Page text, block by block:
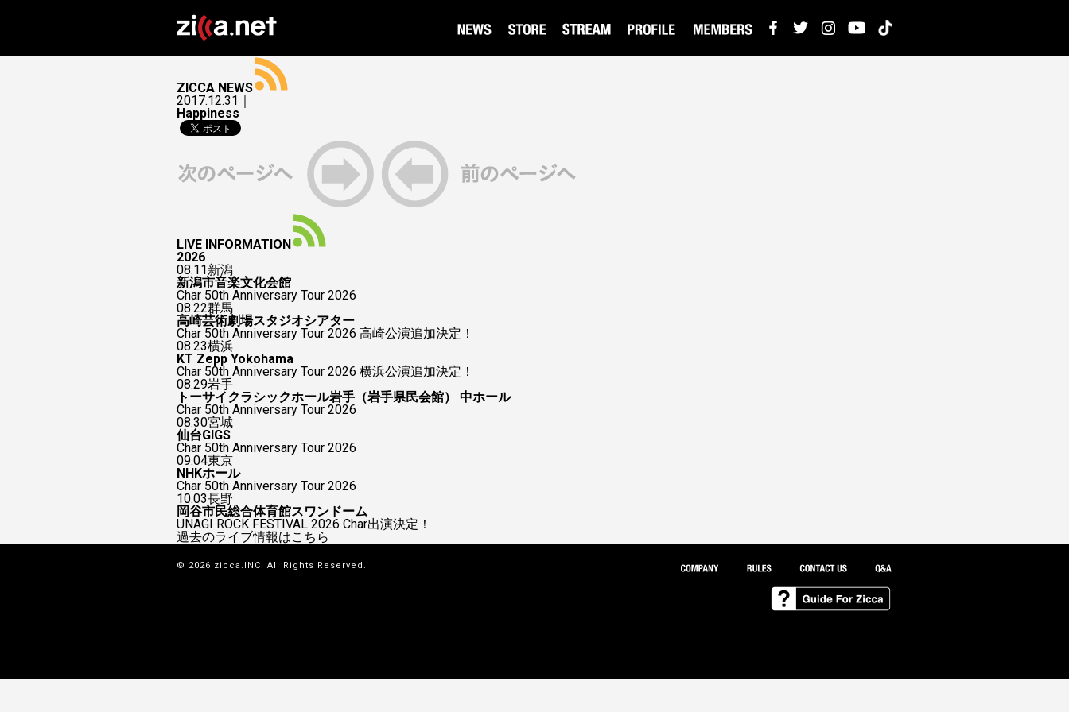
ZICCA NEWS
2017.12.31｜
Happiness
LIVE INFORMATION
2026
08.11新潟
新潟市音楽文化会館
Char 50th Anniversary Tour 2026
08.22群馬
高崎芸術劇場スタジオシアター
Char 50th Anniversary Tour 2026 高崎公演追加決定！
08.23横浜
KT Zepp Yokohama
Char 50th Anniversary Tour 2026 横浜公演追加決定！
08.29岩手
トーサイクラシックホール岩手（岩手県民会館） 中ホール
Char 50th Anniversary Tour 2026
08.30宮城
仙台GIGS
Char 50th Anniversary Tour 2026
09.04東京
NHKホール
Char 50th Anniversary Tour 2026
10.03長野
岡谷市民総合体育館スワンドーム
UNAGI ROCK FESTIVAL 2026 Char出演決定！
過去のライブ情報はこちら
© 2026 zicca.INC. All Rights Reserved.